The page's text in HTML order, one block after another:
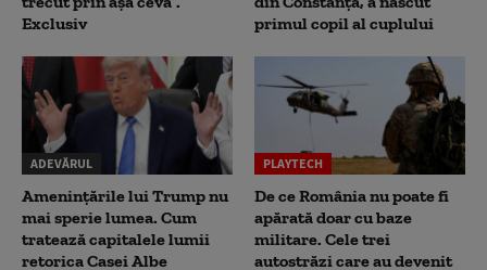
Exclusiv
primul copil al cuplului
ADEVĂRUL
Amenințările lui Trump nu
mai sperie lumea. Cum
tratează capitalele lumii
retorica Casei Albe
PLAYTECH
De ce România nu poate fi
apărată doar cu baze
militare. Cele trei
autostrăzi care au devenit